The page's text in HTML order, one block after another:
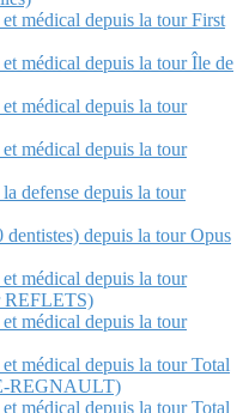
médical depuis la tour First
médical depuis la tour Île de
médical depuis la tour
médical depuis la tour
defense depuis la tour
dentistes) depuis la tour Opus
médical depuis la tour
REFLETS)
médical depuis la tour
médical depuis la tour Total
REGNAULT)
médical depuis la tour Total